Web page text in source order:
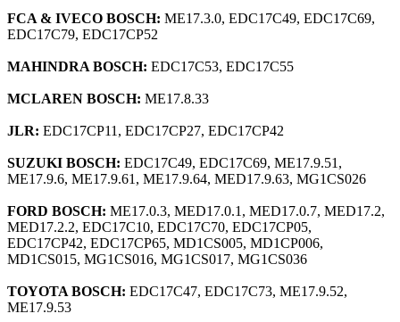
FCA & IVECO BOSCH: ME17.3.0, EDC17C49, EDC17C69,
EDC17C79, EDC17CP52
MAHINDRA BOSCH: EDC17C53, EDC17C55
MCLAREN BOSCH: ME17.8.33
JLR: EDC17CP11, EDC17CP27, EDC17CP42
SUZUKI BOSCH: EDC17C49, EDC17C69, ME17.9.51,
ME17.9.6, ME17.9.61, ME17.9.64, MED17.9.63, MG1CS026
FORD BOSCH: ME17.0.3, MED17.0.1, MED17.0.7, MED17.2,
MED17.2.2, EDC17C10, EDC17C70, EDC17CP05,
EDC17CP42, EDC17CP65, MD1CS005, MD1CP006,
MD1CS015, MG1CS016, MG1CS017, MG1CS036
TOYOTA BOSCH: EDC17C47, EDC17C73, ME17.9.52,
ME17.9.53